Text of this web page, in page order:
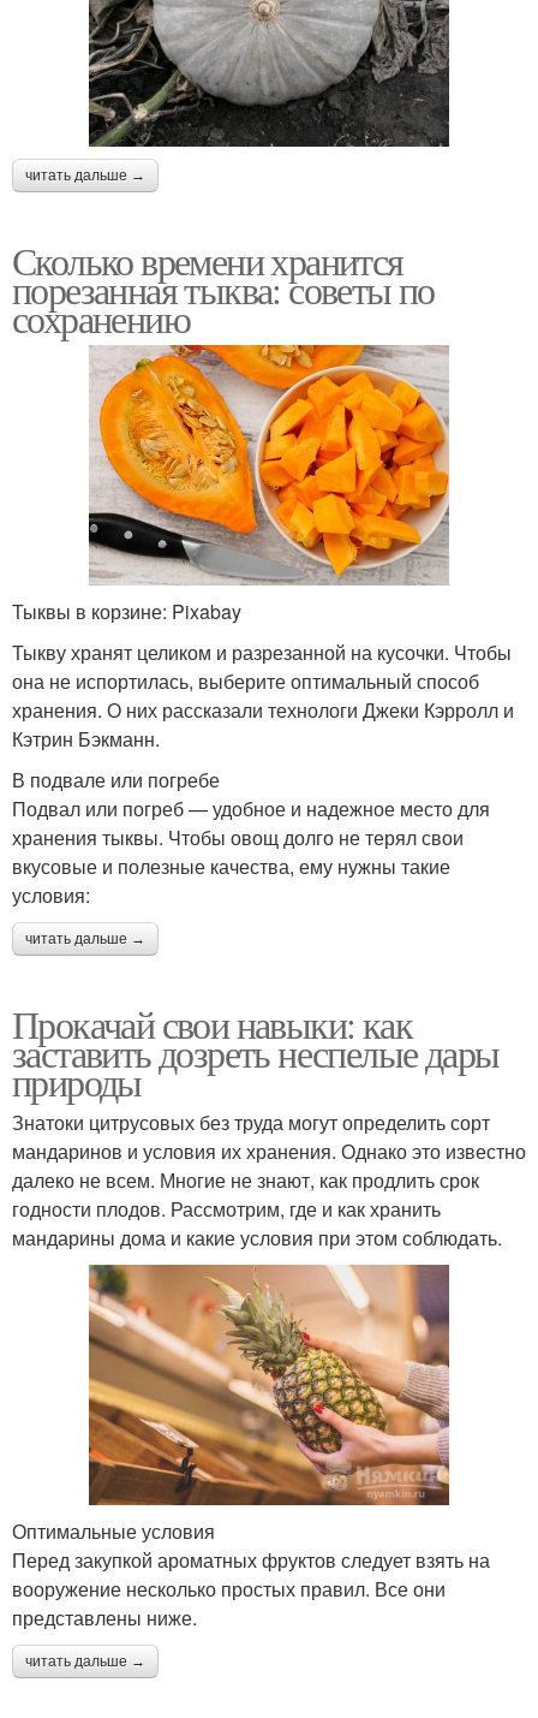
читать дальше →
Сколько времени хранится
порезанная тыква: советы по
сохранению
Тыквы в корзине: Pixabay
Тыкву хранят целиком и разрезанной на кусочки. Чтобы
она не испортилась, выберите оптимальный способ
хранения. О них рассказали технологи Джеки Кэрролл и
Кэтрин Бэкманн.
В подвале или погребе
Подвал или погреб — удобное и надежное место для
хранения тыквы. Чтобы овощ долго не терял свои
вкусовые и полезные качества, ему нужны такие
условия:
читать дальше →
Прокачай свои навыки: как
заставить дозреть неспелые дары
природы
Знатоки цитрусовых без труда могут определить сорт
мандаринов и условия их хранения. Однако это известно
далеко не всем. Многие не знают, как продлить срок
годности плодов. Рассмотрим, где и как хранить
мандарины дома и какие условия при этом соблюдать.
Оптимальные условия
Перед закупкой ароматных фруктов следует взять на
вооружение несколько простых правил. Все они
представлены ниже.
читать дальше →